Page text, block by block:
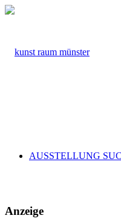
AUSSTELLUNG
Anzeige